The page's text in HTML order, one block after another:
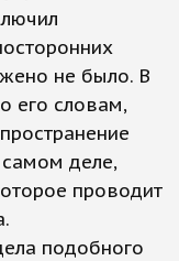
не было. В
его словам,
самом деле,
проводит
подобного